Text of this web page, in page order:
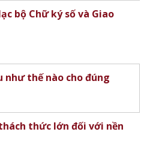
bộ Chữ ký số và Giao
như thế nào cho đúng
thức lớn đối với nền